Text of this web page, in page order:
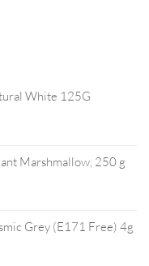
White 125G
Marshmallow, 250 g
Grey (E171 Free) 4g